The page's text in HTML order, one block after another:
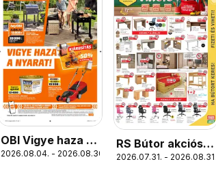
OBI Vigye haza a
nyarat!
2026.08.04. - 2026.08.30.
RS Bútor akciós
újság
2026.07.31. - 2026.08.31.